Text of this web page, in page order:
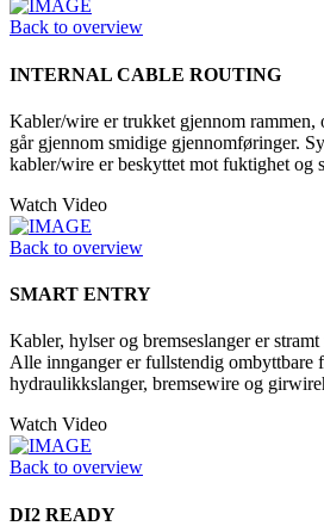
Back to overview
INTERNAL CABLE ROUTING
Kabler/wire er trukket gjennom rammen,
går gjennom smidige gjennomføringer.
kabler/wire er beskyttet mot fuktighet og
Watch Video
Back to overview
SMART ENTRY
Kabler, hylser og bremseslanger er
Alle innganger er fullstendig ombyttbare
hydraulikkslanger, bremsewire og
Watch Video
Back to overview
DI2 READY